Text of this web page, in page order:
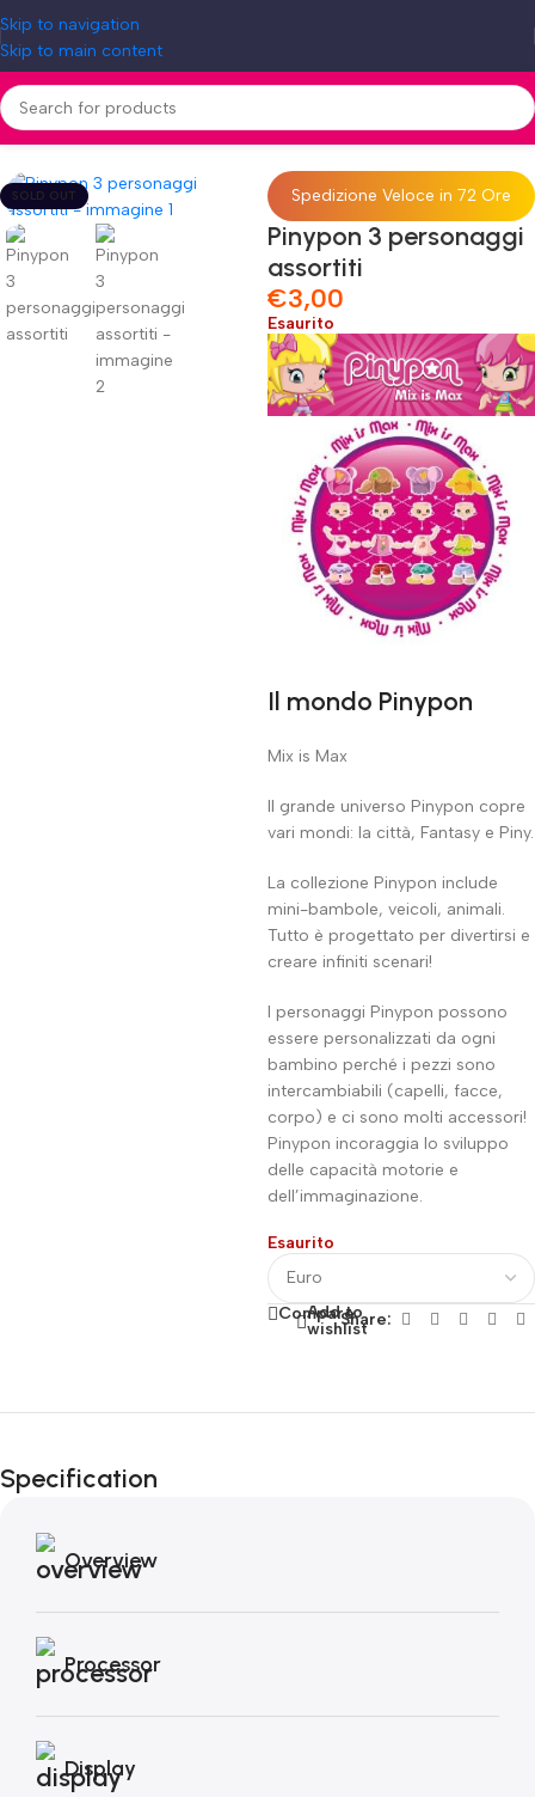
Skip to navigation
Skip to main content
Home»Shop»Pinypon 3 personaggi assortiti
SOLD OUT Spedizione Veloce in 72 Ore
Pinypon 3 personaggi
assortiti
€3,00
Esaurito
Il mondo Pinypon
Mix is Max
Il grande universo Pinypon copre
vari mondi: la città, Fantasy e Piny.
La collezione Pinypon include
mini-bambole, veicoli, animali.
Tutto è progettato per divertirsi e
creare infiniti scenari!
I personaggi Pinypon possono
essere personalizzati da ogni
bambino perché i pezzi sono
intercambiabili (capelli, facce,
corpo) e ci sono molti accessori!
Pinypon incoraggia lo sviluppo
delle capacità motorie e
dell’immaginazione.
Esaurito
Compare
Add to
wishlistShare:
Fino al 12 Ottobre...
Autunno!
Specification
Overview
Processor
Display